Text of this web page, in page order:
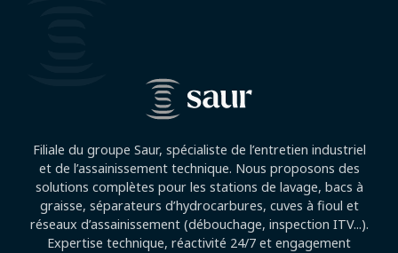
Filiale du groupe Saur, spécialiste de l’entretien industriel
et de l’assainissement technique. Nous proposons des
solutions complètes pour les stations de lavage, bacs à
graisse, séparateurs d’hydrocarbures, cuves à fioul et
réseaux d’assainissement (débouchage, inspection ITV...).
Expertise technique, réactivité 24/7 et engagement